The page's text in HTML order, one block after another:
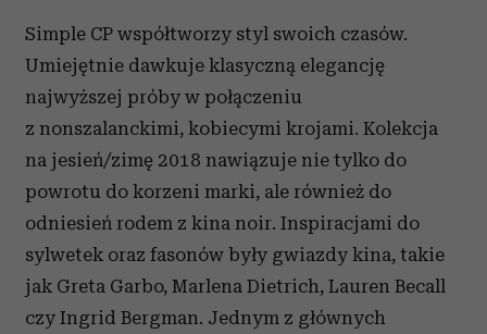
Simple CP współtworzy styl swoich czasów.
Umiejętnie dawkuje klasyczną elegancję
najwyższej próby w połączeniu
z nonszalanckimi, kobiecymi krojami. Kolekcja
na jesień/zimę 2018 nawiązuje nie tylko do
powrotu do korzeni marki, ale również do
odniesień rodem z kina noir. Inspiracjami do
sylwetek oraz fasonów były gwiazdy kina, takie
jak Greta Garbo, Marlena Dietrich, Lauren Becall
czy Ingrid Bergman. Jednym z głównych